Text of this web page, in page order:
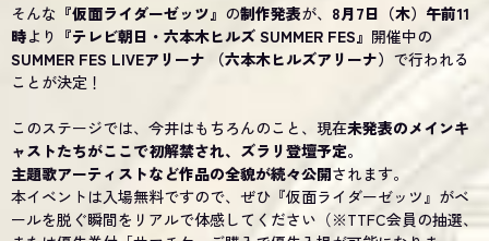
そんな 『仮面ライダーゼッツ』 の制作発表が、 8月7日（木）午前11
時より 『テレビ朝日・六本木ヒルズ SUMMER FES』 開催中の
SUMMER FES LIVEアリーナ （六本木ヒルズアリーナ） で行われる
ことが決定！
このステージでは、今井はもちろんのこと、現在未発表のメインキ
ャストたちがここで初解禁され、ズラリ登壇予定。
主題歌アーティストなど作品の全貌が続々公開されます。
本イベントは入場無料ですので、ぜひ『仮面ライダーゼッツ』がベ
ールを脱ぐ瞬間をリアルで体感してください（※TTFC会員の抽選、